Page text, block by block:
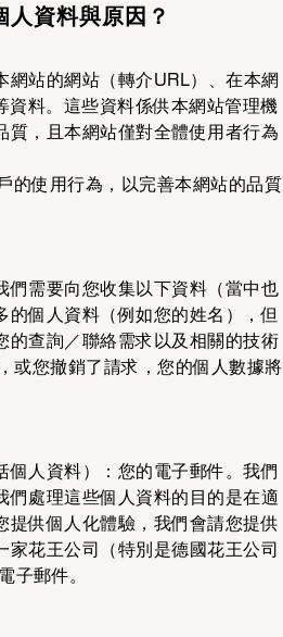
資料與原因？
站的網站（轉介URL）、在本網
料。這些資料係供本網站管理機
，且本網站僅對全體使用者行為
的使用行為，以完善本網站的品質
們需要向您收集以下資料（當中也
個人資料（例如您的姓名），但
的查詢／聯絡需求以及相關的技術
或您撤銷了請求，您的個人數據將
人資料）：您的電子郵件。我們
處理這些個人資料的目的是在適
供個人化體驗，我們會請您提供
花王公司（特別是德國花王公司
郵件。